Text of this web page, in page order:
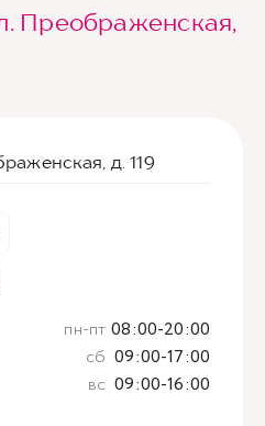
Преображенская,
д. 119
пн-пт 08:00-20:00
сб 09:00-17:00
вс 09:00-16:00